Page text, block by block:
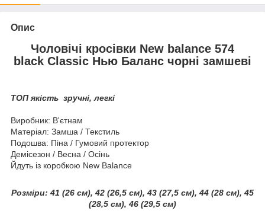
Опис
Чоловічі кросівки New balance 574
black Classic Нью Баланс чорні замшеві
ТОП якість зручні, легкі
Виробник: В'єтнам
Матеріал: Замша / Текстиль
Подошва: Піна / Гумовий протектор
Демісезон / Весна / Осінь
Йдуть із коробкою New Balance
Розміри: 41 (26 см), 42 (26,5 см), 43 (27,5 см), 44 (28 см), 45
(28,5 см), 46 (29,5 см)